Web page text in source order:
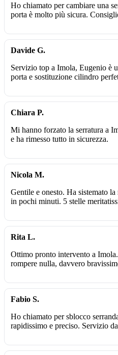
Ho chiamato per cambiare una
porta è molto più sicura.
Davide G.
Servizio top a Imola, Eugenio è
porta e sostituzione cilindro
Chiara P.
Mi hanno forzato la serratura a
e ha rimesso tutto in sicurezza.
Nicola M.
Gentile e onesto. Ha sistemato
in pochi minuti. 5 stelle
Rita L.
Ottimo pronto intervento a
rompere nulla, davvero
Fabio S.
Ho chiamato per sblocco
rapidissimo e preciso. Servizio